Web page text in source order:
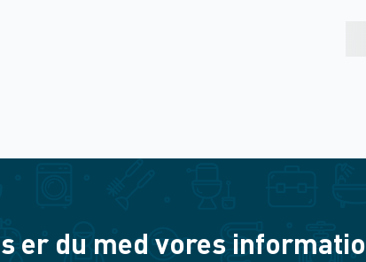
er du med vores